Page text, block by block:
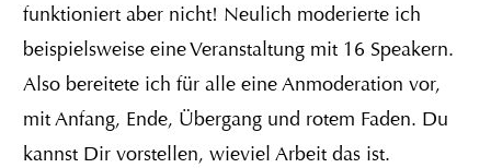
funktioniert aber nicht! Neulich moderierte ich
beispielsweise eine Veranstaltung mit 16 Speakern.
Also bereitete ich für alle eine Anmoderation vor,
mit Anfang, Ende, Übergang und rotem Faden. Du
kannst Dir vorstellen, wieviel Arbeit das ist.